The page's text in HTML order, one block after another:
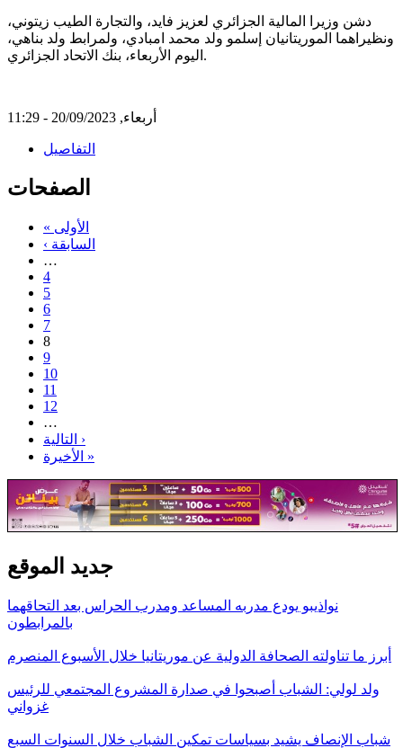
دشن وزيرا المالية الجزائري لعزيز فايد، والتجارة الطيب زيتوني،
ونظيراهما الموريتانيان إسلمو ولد محمد امبادي، ولمرابط ولد بناهي،
اليوم الأربعاء، بنك الاتحاد الجزائري.
أربعاء, 20/09/2023 - 11:29
التفاصيل
الصفحات
« الأولى
‹ السابقة
…
4
5
6
7
8
9
10
11
12
…
التالية ›
الأخيرة »
جديد الموقع
نواذيبو يودع مدربه المساعد ومدرب الحراس بعد التحاقهما
بالمرابطون
أبرز ما تناولته الصحافة الدولية عن موريتانيا خلال الأسبوع المنصرم
ولد لولي: الشباب أصبحوا في صدارة المشروع المجتمعي للرئيس
غزواني
شباب الإنصاف يشيد بسياسات تمكين الشباب خلال السنوات السبع